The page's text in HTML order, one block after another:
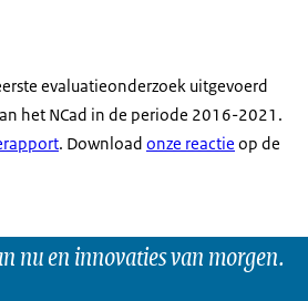
evaluatieonderzoek uitgevoerd
het NCad in de periode 2016-2021.
. Download onze reactie op de
nu en innovaties van morgen.